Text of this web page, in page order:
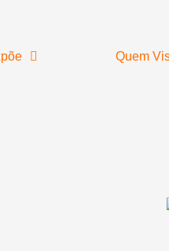
Quem